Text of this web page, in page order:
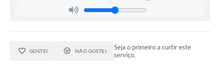
GOSTEI NÃO GOSTEI
Seja o primeiro a curtir este
serviço.